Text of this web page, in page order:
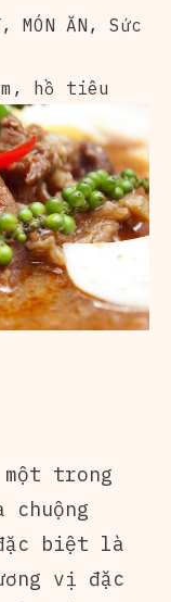
, MÓN ĂN , Sức
, hồ tiêu
trong
biệt là
vị đặc